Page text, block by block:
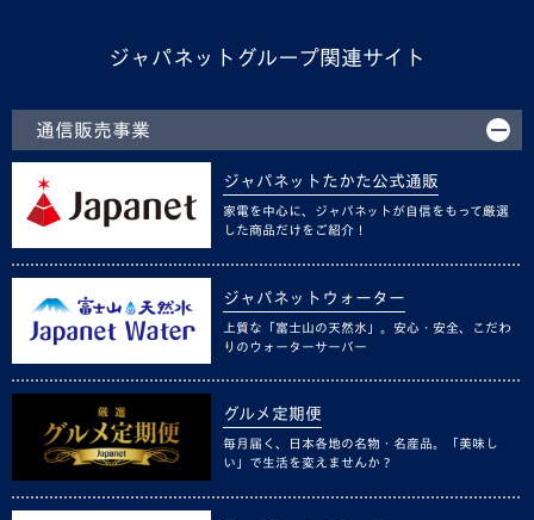
ジャパネットグループ関連サイト
通信販売事業
ジャパネットたかた公式通販
家電を中心に、ジャパネットが自信をもって厳選
した商品だけをご紹介！
ジャパネットウォーター
上質な「富士山の天然水」。安心・安全、こだわ
りのウォーターサーバー
グルメ定期便
毎月届く、日本各地の名物・名産品。「美味し
い」で生活を変えませんか？